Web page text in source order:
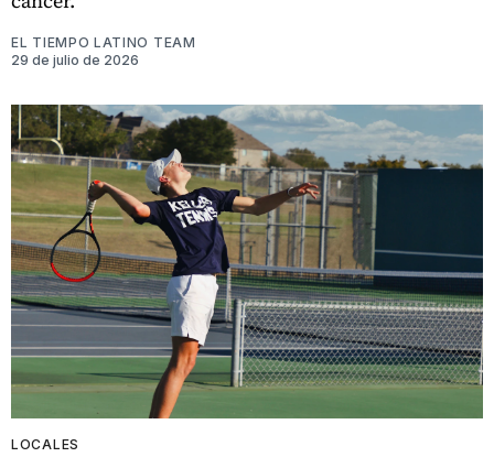
EL TIEMPO LATINO TEAM
29 de julio de 2026
LOCALES